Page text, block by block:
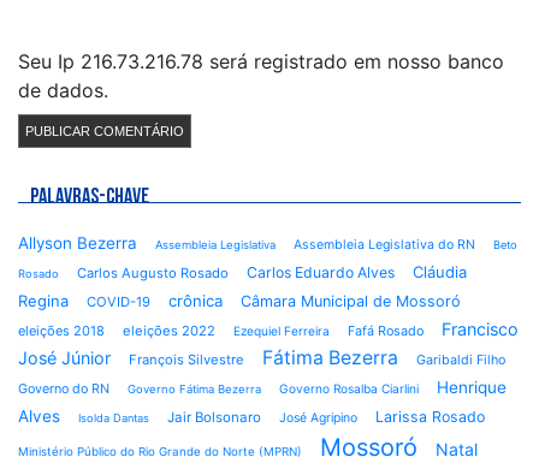
Seu Ip 216.73.216.78 será registrado em nosso banco
de dados.
PALAVRAS-CHAVE
Allyson Bezerra Assembleia Legislativa Assembleia Legislativa do RN Beto
Rosado Carlos Augusto Rosado Carlos Eduardo Alves
Cláudia
Regina
COVID-19 crônica Câmara Municipal de Mossoró
eleições 2018 eleições 2022 Ezequiel Ferreira Fafá Rosado
Francisco
José Júnior
François Silvestre Fátima Bezerra
Garibaldi Filho
Governo do RN
Governo Fátima Bezerra Governo Rosalba Ciarlini
Henrique
Alves
Isolda Dantas Jair Bolsonaro José Agripino Larissa Rosado
Ministério Público do Rio Grande do Norte (MPRN) Mossoró Natal